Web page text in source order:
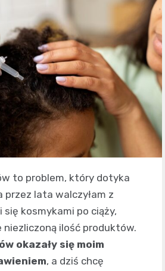
to problem, który dotyka
przez lata walczyłam z
kosmykami po ciąży,
ilość produktów.
okazały się moim
, a dziś chcę